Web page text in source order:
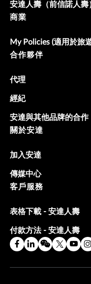
安達人壽（前信諾人壽
商業
My Policies (適用於旅
合作夥伴
代理
經紀
安達與其他品牌的合作
關於安達
加入安達
傳媒中心
客戶服務
表格下載 - 安達人壽
付款方法 - 安達人壽